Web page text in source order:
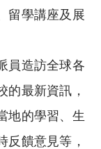
留學講座及展
員造訪全球各
的最新資訊，
地的學習、生
反饋意見等，